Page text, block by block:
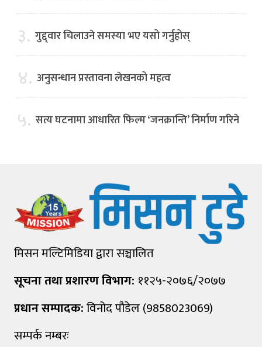
३. गुद्द्वार चिलाउने समस्या भए यसो गर्नुहोस्
४. अनुसन्धान प्रस्तावना लेखनको महत्व
५. सत्य घटनामा आधारित फिल्म ‘जनक्रान्ति’ निर्माण गरिने
मिसन मल्टिमिडिया द्वारा सञ्चालित
सूचना तथा प्रशारण विभाग: ११२५-२०७६/२०७७
प्रधान सम्पादक:विनोद पौडेल (9858023069)
सम्पर्क नम्बरः